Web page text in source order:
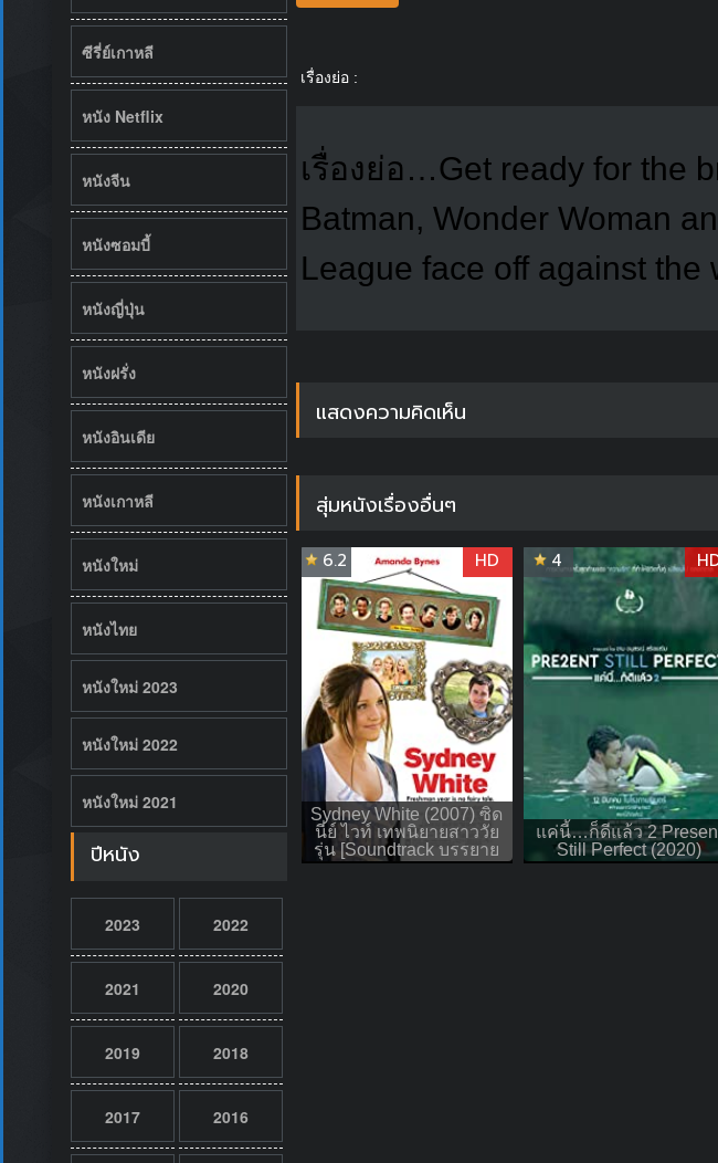
ซีรี่ย์เกาหลี
หนัง Netflix
หนังจีน
หนังซอมบี้
หนังญี่ปุ่น
หนังฝรั่ง
หนังอินเดีย
หนังเกาหลี
หนังใหม่
หนังไทย
หนังใหม่ 2023
หนังใหม่ 2022
หนังใหม่ 2021
ปีหนัง
2023 2022
2021 2020
2019 2018
2017 2016
เรื่องย่อ :
เรื่องย่อ…Get ready for the
Batman, Wonder Woman
League face off against the
แสดงความคิดเห็น
สุ่มหนังเรื่องอื่นๆ
Sydney White (2007) ซิด
นี่ย์ ไวท์ เทพนิยายสาววัย
รุ่น [Soundtrack บรรยาย
6.2 HD
แค่นี้…ก็ดีแล้ว 2
Still Perfect (2020)
4